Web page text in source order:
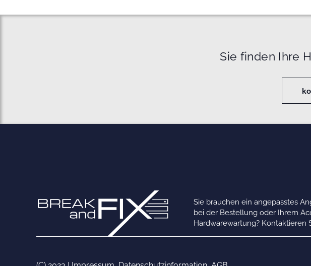
Sie finden Ihre
Sie brauchen ein angepasstes
bei der Bestellung oder Ihrem
Hardwarewartung? Kontaktieren